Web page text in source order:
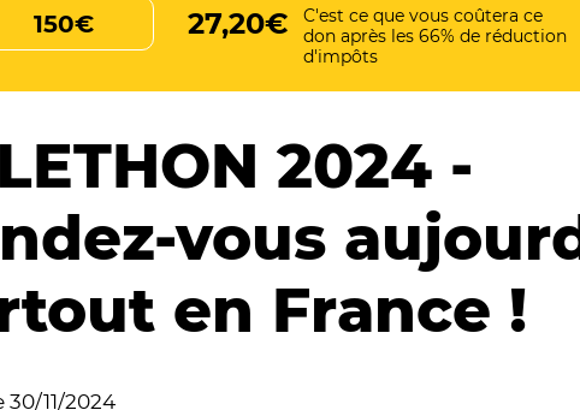
150€ 27,20€
C'est ce que vous coûtera ce
don après les 66% de réduction
d'impôts
2024 -
vous
en France !
30/11/2024